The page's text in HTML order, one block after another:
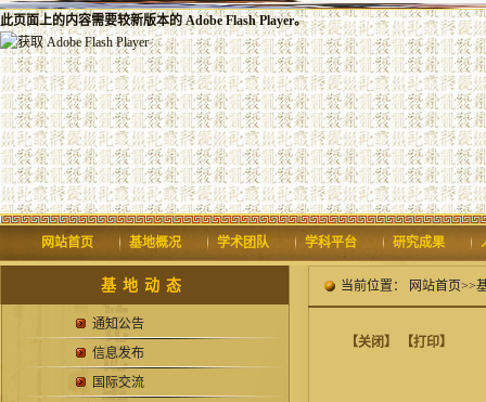
此页面上的内容需要较新版本的 Adobe Flash Player。
网站首页 基地概况 学术团队 学科平台 研究成果
基地动态
通知公告
信息发布
国际交流
当前位置： 网站首页>>
【关闭】 【打印】